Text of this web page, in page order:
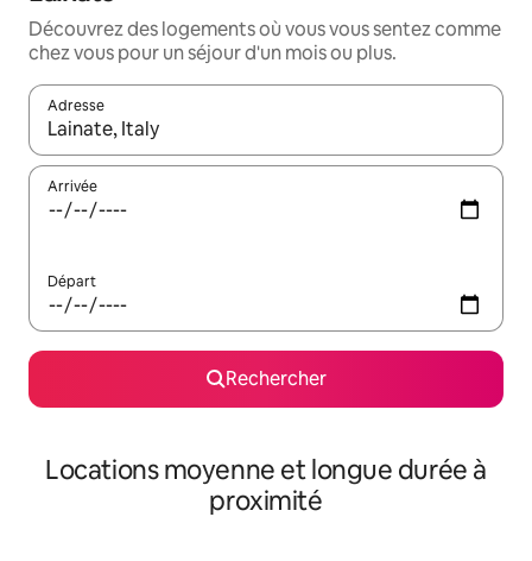
Découvrez des logements où vous vous sentez comme
chez vous pour un séjour d'un mois ou plus.
Adresse
Lorsque les résultats s'affichent, utilisez les flèches vers le
Arrivée
Départ
Rechercher
Locations moyenne et longue durée à
proximité